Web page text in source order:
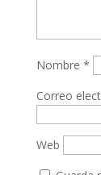
Nombre *
Correo
Web